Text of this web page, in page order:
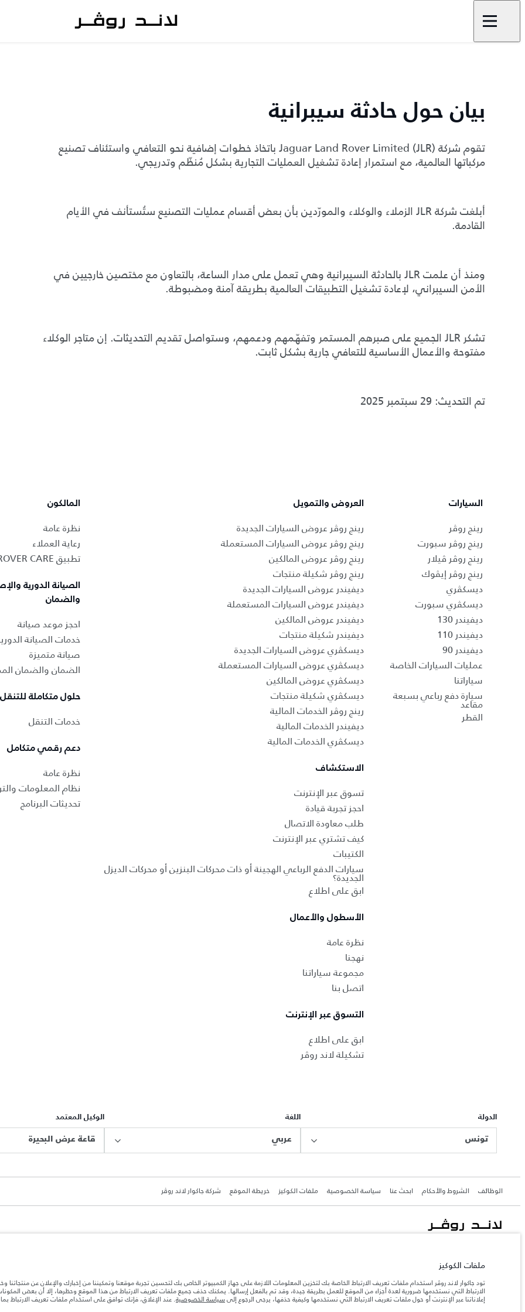
بيان حول حادثة سيبرانية
تقوم شركة Jaguar Land Rover Limited (JLR) باتخاذ خطوات إضافية نحو التعافي واستئناف تصنيع
مركباتها العالمية، مع استمرار إعادة تشغيل العمليات التجارية بشكل مُنظّم وتدريجي.
أبلغت شركة JLR الزملاء والوكلاء والمورّدين بأن بعض أقسام عمليات التصنيع ستُستأنف في الأيام
القادمة.
ومنذ أن علمت JLR بالحادثة السيبرانية وهي تعمل على مدار الساعة، بالتعاون مع مختصين خارجيين في
الأمن السيبراني، لإعادة تشغيل التطبيقات العالمية بطريقة آمنة ومضبوطة.
تشكر JLR الجميع على صبرهم المستمر وتفهّمهم ودعمهم، وستواصل تقديم التحديثات. إن متاجر الوكلاء
مفتوحة والأعمال الأساسية للتعافي جارية بشكل ثابت.
تم التحديث: 29 سبتمبر 2025
السيارات
رينج روڤر
رينج روڤر سبورت
رينج روڤر ڤيلار
رينج روڤر إيڤوك
ديسكڤري
ديسكڤري سبورت
ديفيندر 130
ديفيندر 110
ديفيندر 90
عمليات السيارات الخاصة
سياراتنا
سيارة دفع رباعي بسبعة
مقاعد
القطر
العروض والتمويل
رينج روڤر عروض السيارات الجديدة
رينج روڤر عروض السيارات المستعملة
رينج روڤر عروض المالكين
رينج روڤر شكيلة منتجات
ديفيندر عروض السيارات الجديدة
ديفيندر عروض السيارات المستعملة
ديفيندر عروض المالكين
ديفيندر شكيلة منتجات
ديسكڤري عروض السيارات الجديدة
ديسكڤري عروض السيارات المستعملة
ديسكڤري عروض المالكين
ديسكڤري شكيلة منتجات
رينج روڤر الخدمات المالية
ديفيندر الخدمات المالية
ديسكڤري الخدمات المالية
الاستكشاف
تسوق عبر الإنترنت
احجز تجربة قيادة
طلب معاودة الاتصال
كيف تشتري عبر الإنترنت
الكتيبات
سيارات الدفع الرباعي الهجينة أو ذات محركات البنزين أو محركات الديزل
الجديدة؟
ابق على اطلاع
الأسطول والأعمال
نظرة عامة
نهجنا
مجموعة سياراتنا
اتصل بنا
التسوق عبر الإنترنت
ابق على اطلاع
تشكيلة لاند روڤر
المالكون
نظرة عامة
رعاية العملاء
تطبيق LAND ROVER CARE
الصيانة الدورية
والضمان
احجز موعد صيانة
خدمات الصيانة
صيانة متميزة
الضمان والضمان
حلول متكاملة للتنقل
خدمات التنقل
دعم رقمي متكامل
نظرة عامة
نظام المعلومات
تحديثات البرنامج
الدولة
تونس
اللغة
عربي
الوكيل المعتمد
قاعة عرض البحيرة
الوظائف الشروط والأحكام ابحث عنا سياسة الخصوصية ملفات الكوكيز خريطة الموقع شركة جاكوار لاند روڤر
تونس, ألفا انترناسيونال تونس
المعلومات والمواصفات والأسعار والألوان المذكورة على هذا الموقع قد تختلف من بلد إلى آخر، كما أنّها قد تتغير بدون إشعار مسبق. الرجاء التواصل مع وكيلنا المحلي للتأكد من توفّرها والتحقق من الأسعار.
ملفات الكوكيز
تود جاكوار لاند روڤر استخدام ملفات تعريف الارتباط الخاصة بك لتخزين المعلومات اللازمة على جهاز الكمبيوتر الخاص بك لتحسين تجربة موقعنا وتمكيننا من إخبارك والإعلان عن
الارتباط التي نستخدمها ضرورية لعدة أجزاء من الموقع للعمل بطريقة جيدة، وقد تم بالفعل إرسالها. يمكنك حذف جميع ملفات تعريف الارتباط من هذا الموقع وحظرها، إلا أن بعض
إعلاناتنا عبر الإنترنت أو حول ملفات تعريف الارتباط التي نستخدمها وكيفية حذفها، يرجى الرجوع إلى سياسة الخصوصية. عند الإغلاق، فإنك توافق على استخدام ملفات تعريف الارتباط